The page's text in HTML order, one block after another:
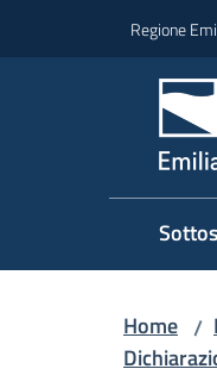
Regione
Home /